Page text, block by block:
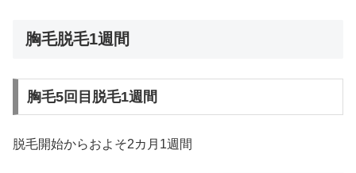
胸毛脱毛1週間
胸毛5回目脱毛1週間
脱毛開始からおよそ2カ月1週間